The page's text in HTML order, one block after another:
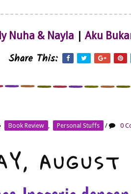
Nuha & Nayla | Aku
Share This:
Book Review Personal Stuffs / 0